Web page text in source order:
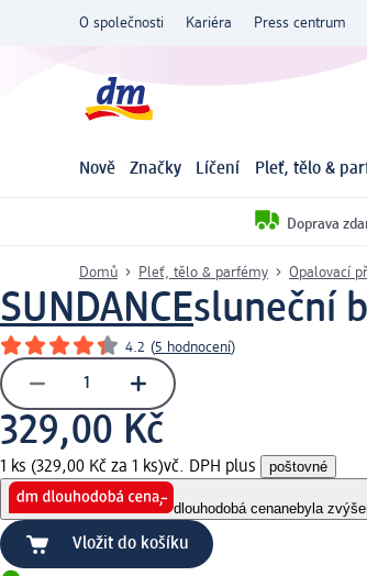
O společnosti Kariéra Press centrum
Nově Značky Líčení Pleť, tělo &
Doprava
Domů Pleť, tělo & parfémy Opalovací
SUNDANCEsluneční
4.2 (5 hodnocení)
329,00 Kč
1 ks (329,00 Kč za 1 ks)vč. DPH plus poštovné
dlouhodobá cenanebyla
Vložit do košíku